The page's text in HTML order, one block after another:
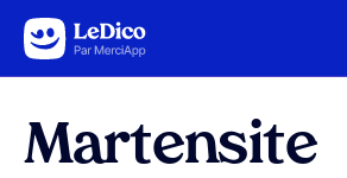
Aller au contenu
Martensite